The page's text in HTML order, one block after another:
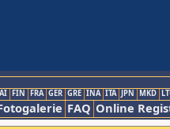
FIN FRA GER GRE INA ITA JPN MKD
FAQ Online